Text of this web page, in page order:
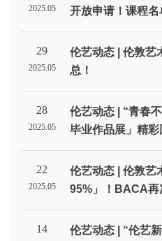
2025.05
开放申请！课程名
29
2025.05
伦艺动态 | 伦敦艺
总！
28
2025.05
伦艺动态 | “青春
毕业作品展」精彩
22
2025.05
伦艺动态 | 伦敦艺
95%」！BACA再
14
伦艺动态 | “伦艺